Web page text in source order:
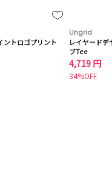
ントロゴプリント
Ungrid
レイヤードデ
ブTee
4,719 円
34%OFF